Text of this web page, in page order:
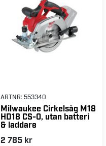
ARTNR: 553340
Milwaukee Cirkelsåg M18
HD18 CS-0, utan batteri
& laddare
2 785 kr